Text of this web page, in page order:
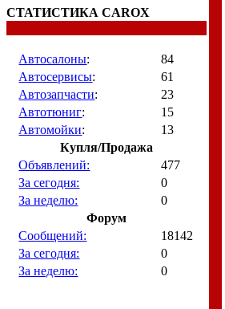
СТАТИСТИКА CAROX
Автосалоны:
84
Автосервисы:
61
Автозапчасти:
23
Автотюниг:
15
Автомойки:
13
Купля/Продажа
Объявлений:
477
За сегодня:
0
За неделю:
0
Форум
Сообщений:
18142
За сегодня:
0
За неделю:
0